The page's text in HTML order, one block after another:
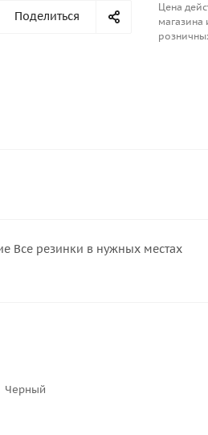
Поделиться
Цена
магазина
Все резинки в нужных местах
Черный